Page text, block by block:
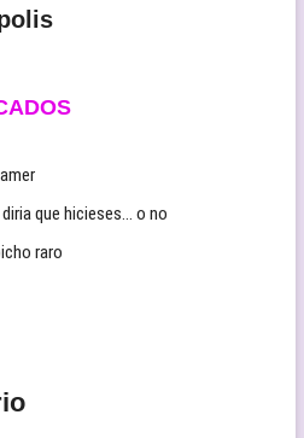
que hicieses… o no
raro